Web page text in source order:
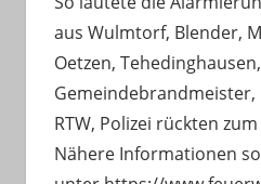
aus Wulmtorf, Blender,
Oetzen, Tehedinghausen,
RTW, Polizei rückten
Nähere Informationen